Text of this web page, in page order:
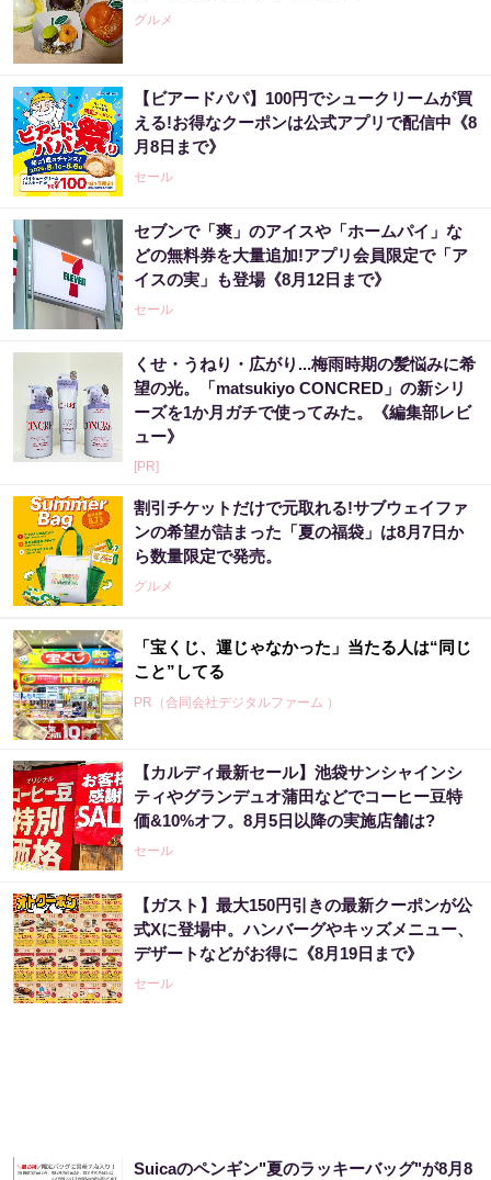
グルメ
【ビアードパパ】100円でシュークリームが買
える!お得なクーポンは公式アプリで配信中《8
月8日まで》
セール
セブンで「爽」のアイスや「ホームパイ」な
どの無料券を大量追加!アプリ会員限定で「ア
イスの実」も登場《8月12日まで》
セール
くせ・うねり・広がり...梅雨時期の髪悩みに希
望の光。「matsukiyo CONCRED」の新シリ
ーズを1か月ガチで使ってみた。《編集部レビ
ュー》
[PR]
割引チケットだけで元取れる!サブウェイファ
ンの希望が詰まった「夏の福袋」は8月7日か
ら数量限定で発売。
グルメ
「宝くじ、運じゃなかった」当たる人は“同じ
こと”してる
PR（合同会社デジタルファーム ）
【カルディ最新セール】池袋サンシャインシ
ティやグランデュオ蒲田などでコーヒー豆特
価&10%オフ。8月5日以降の実施店舗は?
セール
【ガスト】最大150円引きの最新クーポンが公
式Xに登場中。ハンバーグやキッズメニュー、
デザートなどがお得に《8月19日まで》
セール
Suicaのペンギン"夏のラッキーバッグ"が8月8